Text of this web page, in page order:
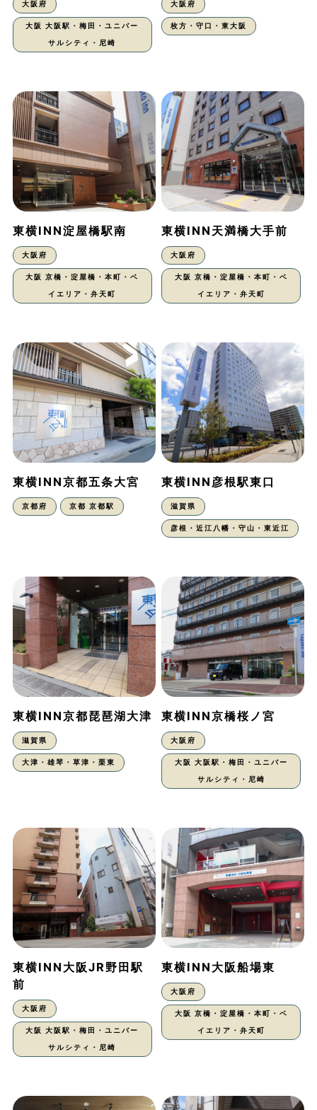
大阪府
大阪 大阪駅・梅田・ユニバー
サルシティ・尼崎
大阪府
枚方・守口・東大阪
東横INN淀屋橋駅南
大阪府
大阪 京橋・淀屋橋・本町・ベ
イエリア・弁天町
東横INN天満橋大手前
大阪府
大阪 京橋・淀屋橋・本町・ベ
イエリア・弁天町
東横INN京都五条大宮
京都府 京都 京都駅
東横INN彦根駅東口
滋賀県
彦根・近江八幡・守山・東近江
東横INN京都琵琶湖大津
滋賀県
大津・雄琴・草津・栗東
東横INN京橋桜ノ宮
大阪府
大阪 大阪駅・梅田・ユニバー
サルシティ・尼崎
東横INN大阪JR野田駅
前
大阪府
大阪 大阪駅・梅田・ユニバー
サルシティ・尼崎
東横INN大阪船場東
大阪府
大阪 京橋・淀屋橋・本町・ベ
イエリア・弁天町